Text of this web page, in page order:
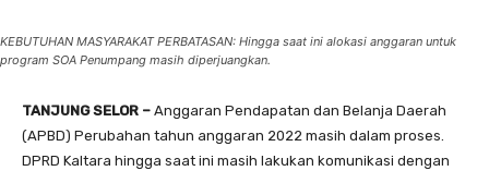
KEBUTUHAN MASYARAKAT PERBATASAN: Hingga saat ini alokasi anggaran untuk
program SOA Penumpang masih diperjuangkan.
TANJUNG SELOR – Anggaran Pendapatan dan Belanja Daerah
(APBD) Perubahan tahun anggaran 2022 masih dalam proses.
DPRD Kaltara hingga saat ini masih lakukan komunikasi dengan